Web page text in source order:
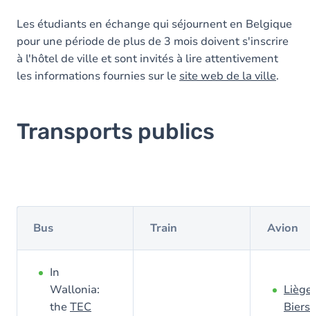
Les étudiants en échange qui séjournent en Belgique
pour une période de plus de 3 mois doivent s'inscrire
à l'hôtel de ville et sont invités à lire attentivement
les informations fournies sur le site web de la ville.
Transports publics
Bus Train Avion
In
Wallonia:
theTEC